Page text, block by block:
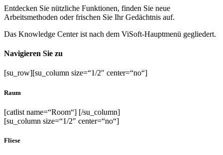
Entdecken Sie nützliche Funktionen, finden Sie neue
Arbeitsmethoden oder frischen Sie Ihr Gedächtnis auf.
Das Knowledge Center ist nach dem ViSoft-Hauptmenü gegliedert.
Navigieren Sie zu
[su_row][su_column size=“1/2″ center=“no“]
Raum
[catlist name=“Room“] [/su_column]
[su_column size=“1/2″ center=“no“]
Fliese